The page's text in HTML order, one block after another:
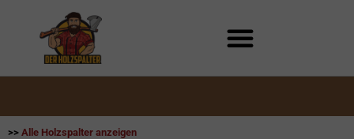
>> Alle Holzspalter anzeigen